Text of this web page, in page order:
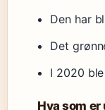
Den har
Det
I 2020
Hva som